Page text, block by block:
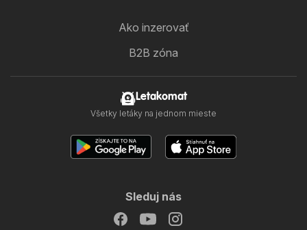
Ako inzerovať
B2B zóna
Letakomat
Všetky letáky na jednom mieste
Sleduj nás